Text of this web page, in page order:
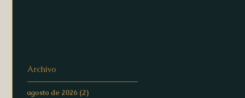
Archivo
agosto de 2026 (2)